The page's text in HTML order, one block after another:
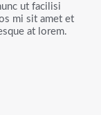
ut facilisi
mi sit amet et
at lorem.